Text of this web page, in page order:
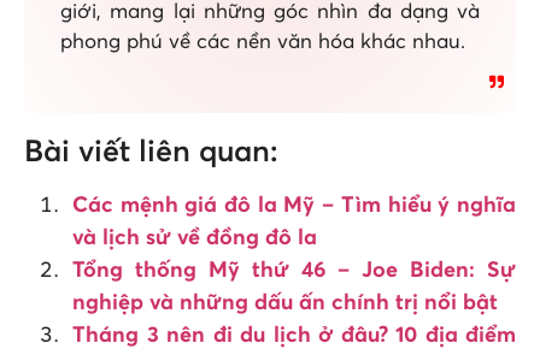
giới, mang lại những góc nhìn đa dạng và
phong phú về các nền văn hóa khác nhau.
Bài viết liên quan:
Các mệnh giá đô la Mỹ – Tìm hiểu ý nghĩa
và lịch sử về đồng đô la
Tổng thống Mỹ thứ 46 – Joe Biden: Sự
nghiệp và những dấu ấn chính trị nổi bật
Tháng 3 nên đi du lịch ở đâu? 10 địa điểm